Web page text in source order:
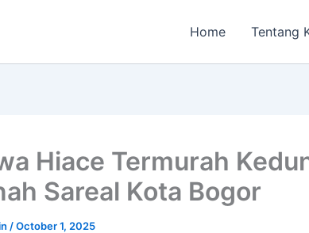
Home Tentang
Hiace Termurah
Sareal Kota Bogor
/October 1, 2025